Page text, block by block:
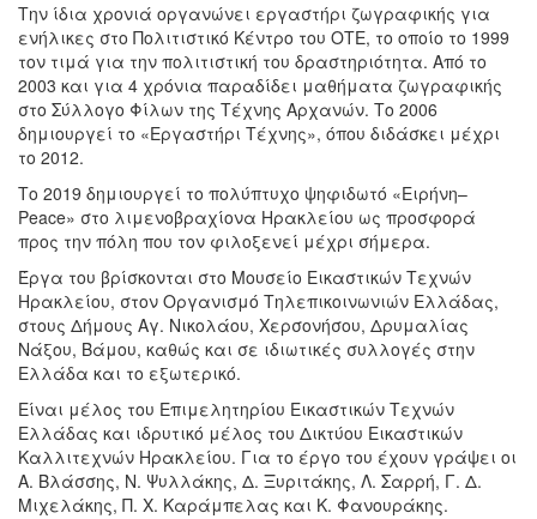
Την ίδια χρονιά οργανώνει εργαστήρι ζωγραφικής για
ενήλικες στο Πολιτιστικό Κέντρο του ΟΤΕ, το οποίο το 1999
τον τιμά για την πολιτιστική του δραστηριότητα. Από το
2003 και για 4 χρόνια παραδίδει μαθήματα ζωγραφικής
στο Σύλλογο Φίλων της Τέχνης Αρχανών. Το 2006
δημιουργεί το «Εργαστήρι Τέχνης», όπου διδάσκει μέχρι
το 2012.
Το 2019 δημιουργεί το πολύπτυχο ψηφιδωτό «Ειρήνη–
Peace» στο λιμενοβραχίονα Ηρακλείου ως προσφορά
προς την πόλη που τον φιλοξενεί μέχρι σήμερα.
Έργα του βρίσκονται στο Μουσείο Εικαστικών Τεχνών
Ηρακλείου, στον Οργανισμό Τηλεπικοινωνιών Ελλάδας,
στους Δήμους Αγ. Νικολάου, Χερσονήσου, Δρυμαλίας
Νάξου, Βάμου, καθώς και σε ιδιωτικές συλλογές στην
Ελλάδα και το εξωτερικό.
Είναι μέλος του Επιμελητηρίου Εικαστικών Τεχνών
Ελλάδας και ιδρυτικό μέλος του Δικτύου Εικαστικών
Καλλιτεχνών Ηρακλείου. Για το έργο του έχουν γράψει οι
Α. Βλάσσης, Ν. Ψυλλάκης, Δ. Ξυριτάκης, Λ. Σαρρή, Γ. Δ.
Μιχελάκης, Π. Χ. Καράμπελας και Κ. Φανουράκης.